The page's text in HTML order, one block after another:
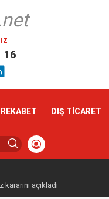
16
REKABET DIŞ TİCARET
açıkladı